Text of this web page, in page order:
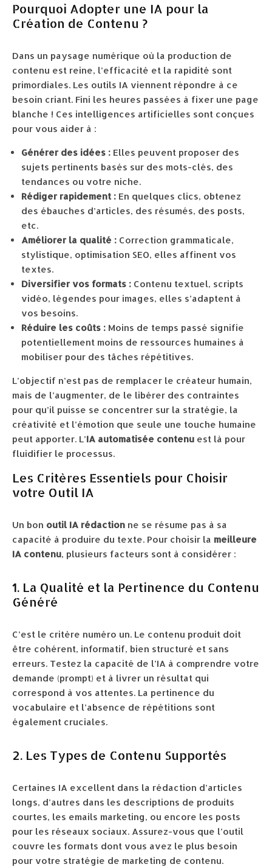
Pourquoi Adopter une IA pour la
Création de Contenu ?
Dans un paysage numérique où la production de
contenu est reine, l’efficacité et la rapidité sont
primordiales. Les outils IA viennent répondre à ce
besoin criant. Fini les heures passées à fixer une page
blanche ! Ces intelligences artificielles sont conçues
pour vous aider à :
Générer des idées : Elles peuvent proposer des
sujets pertinents basés sur des mots-clés, des
tendances ou votre niche.
Rédiger rapidement : En quelques clics, obtenez
des ébauches d’articles, des résumés, des posts,
etc.
Améliorer la qualité : Correction grammaticale,
stylistique, optimisation SEO, elles affinent vos
textes.
Diversifier vos formats : Contenu textuel, scripts
vidéo, légendes pour images, elles s’adaptent à
vos besoins.
Réduire les coûts : Moins de temps passé signifie
potentiellement moins de ressources humaines à
mobiliser pour des tâches répétitives.
L’objectif n’est pas de remplacer le créateur humain,
mais de l’augmenter, de le libérer des contraintes
pour qu’il puisse se concentrer sur la stratégie, la
créativité et l’émotion que seule une touche humaine
peut apporter. L’IA automatisée contenu est là pour
fluidifier le processus.
Les Critères Essentiels pour Choisir
votre Outil IA
Un bon outil IA rédaction ne se résume pas à sa
capacité à produire du texte. Pour choisir la meilleure
IA contenu, plusieurs facteurs sont à considérer :
1. La Qualité et la Pertinence du Contenu
Généré
C’est le critère numéro un. Le contenu produit doit
être cohérent, informatif, bien structuré et sans
erreurs. Testez la capacité de l’IA à comprendre votre
demande (prompt) et à livrer un résultat qui
correspond à vos attentes. La pertinence du
vocabulaire et l’absence de répétitions sont
également cruciales.
2. Les Types de Contenu Supportés
Certaines IA excellent dans la rédaction d’articles
longs, d’autres dans les descriptions de produits
courtes, les emails marketing, ou encore les posts
pour les réseaux sociaux. Assurez-vous que l’outil
couvre les formats dont vous avez le plus besoin
pour votre stratégie de marketing de contenu.